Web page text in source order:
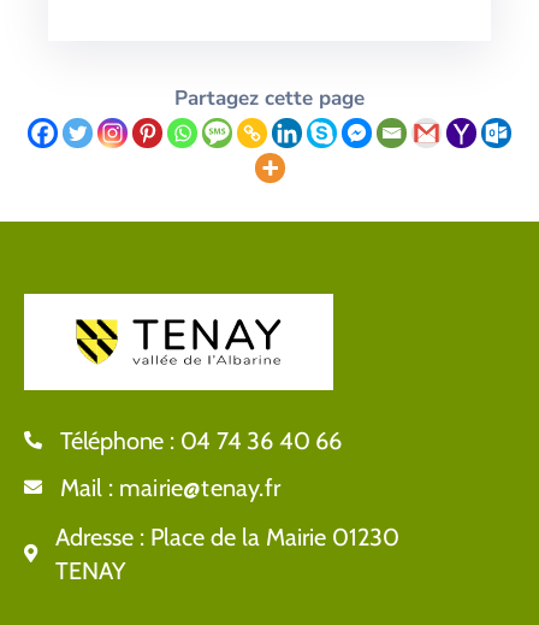
Partagez cette page
Téléphone : 04 74 36 40 66
Mail : mairie@tenay.fr
Adresse : Place de la Mairie 01230
TENAY